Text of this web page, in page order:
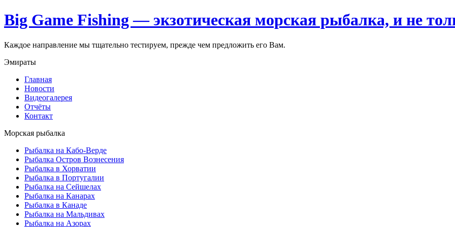
Big Game Fishing — экзотическая морская рыбалка, и не
Каждое направление мы тщательно тестируем, прежде чем предложить его Вам.
Эмираты
Главная
Новости
Видеогалерея
Отчёты
Контакт
Морская рыбалка
Рыбалка на Кабо-Верде
Рыбалка Остров Вознесения
Рыбалка в Хорватии
Рыбалка в Португалии
Рыбалка на Сейшелах
Рыбалка на Канарах
Рыбалка в Канаде
Рыбалка на Мальдивах
Рыбалка на Азорах